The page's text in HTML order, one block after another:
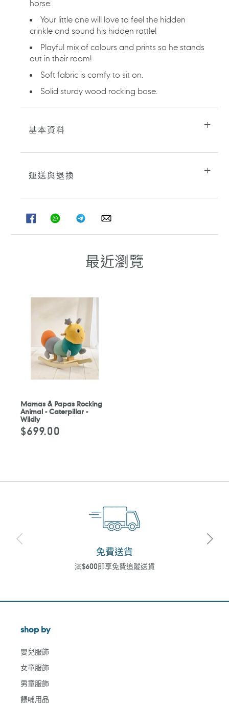
horse.
Your little one will love to feel the hidden
crinkle and sound his hidden rattle!
Playful mix of colours and prints so he stands
out in their room!
Soft fabric is comfy to sit on.
Solid sturdy wood rocking base.
基本資料
運送與退換
FACEBOOK
分
享
WHATSAPPTELEGRAM
分
享
WHATSAPP
最近瀏覽
Mamas & Papas Rocking
Animal - Caterpillar -
Wildly
定
價
$699.00
免費送貨
滿$600即享免費追蹤送貨
shop by
嬰兒服飾
女童服飾
男童服飾
餵哺用品